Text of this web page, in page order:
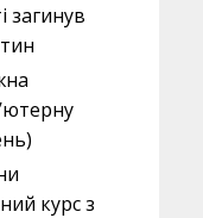
загинув
курс з